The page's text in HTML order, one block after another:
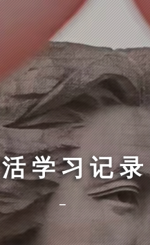
学习记录